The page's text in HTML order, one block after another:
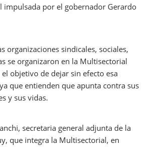
impulsada por el gobernador Gerardo
organizaciones sindicales, sociales,
se organizaron en la Multisectorial
objetivo de dejar sin efecto esa
que entienden que apunta contra sus
y sus vidas.
secretaria general adjunta de la
que integra la Multisectorial, en